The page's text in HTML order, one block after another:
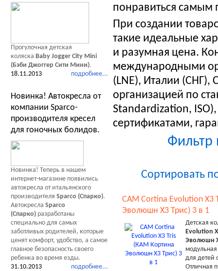
понравиться самым
При создании
такие идеальные
и разумная цена.
международными
(LNE), Италии
организацией по
Standardization,
сертификатами,
Фильтр
Сортировать
CAM Cortina Evolution
Эволюшн Х3 Трис) 3 в 1
Детская
Evolution
Эволюшн
модульная
для детей
Отличная
Прогулочная детская
коляска Baby Jogger City Mini
(Бэби Джоггер Сити Мини).
подробнее...
18.11.2013
Новинка! Автокресла от
компании Sparco-
производителя кресел
для гоночных болидов.
Новинка! Теперь в нашем
интернет-магазине появились
автокресла от итальянского
производителя Sparco (Спарко).
Автокресла Sparco
(Спарко) разработаны
специально для самых
заботливых родителей, которые
ценят комфорт, удобство, а самое
главное безопасность своего
ребенка во время езды.
подробнее...
31.10.2013